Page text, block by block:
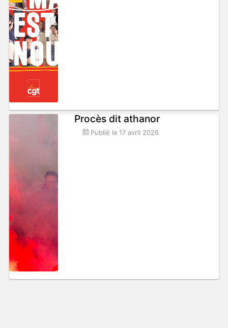
Procès dit athanor
Publié le 17 avril 2026